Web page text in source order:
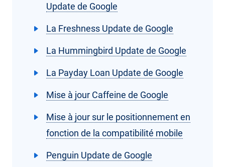
Update de Google
La Freshness Update de Google
La Hummingbird Update de Google
La Payday Loan Update de Google
Mise à jour Caffeine de Google
Mise à jour sur le positionnement en
fonction de la compatibilité mobile
Penguin Update de Google